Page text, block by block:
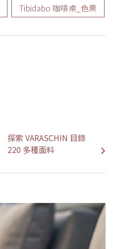
Tibidabo 咖啡桌_色票
探索 VARASCHIN 目錄
220 多種面料